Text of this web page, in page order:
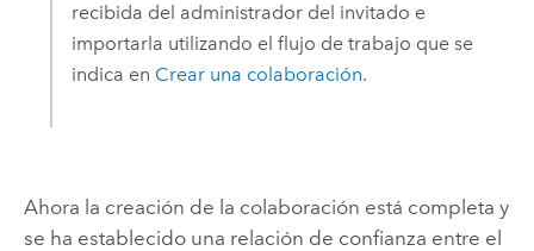
recibida del administrador del invitado e
importarla utilizando el flujo de trabajo que se
indica en Crear una colaboración.
Ahora la creación de la colaboración está completa y
se ha establecido una relación de confianza entre el